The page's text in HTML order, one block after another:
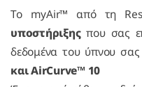
To myAir™ από τη
υποστήριξηςπου σας
δεδομένα του ύπνου σας
και AirCurve™ 10